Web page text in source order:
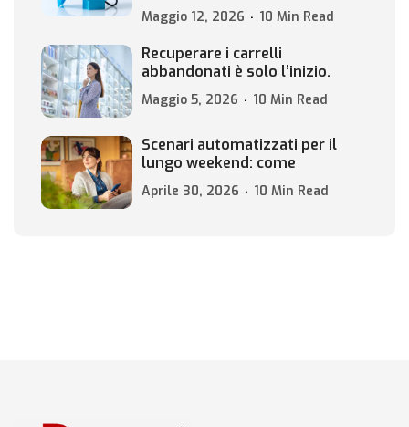
Maggio 12, 2026 10 Min Read
Recuperare i carrelli
abbandonati è solo l’inizio.
Maggio 5, 2026 10 Min Read
Scenari automatizzati per il
lungo weekend: come
Aprile 30, 2026 10 Min Read